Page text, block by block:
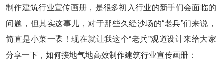
制作建筑行业宣传画册，是很多初入行业的新手们会面临的
问题，但其实这事儿，对于那些久经沙场的“老兵”们来说，
简直是小菜一碟！现在就让我这个“老兵”观道设计来给大家
分享一下，如何接地气地高效制作建筑行业宣传画册：